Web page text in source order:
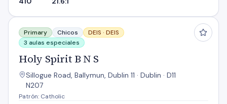
Holy Spirit B N S
Primary Chicos DEIS · DEIS
3 aulas especiales
Holy Spirit B N S
Sillogue Road, Ballymun, Dublin 11 · Dublin · D11
N207
Patrón: Catholic